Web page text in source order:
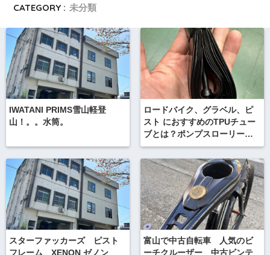
CATEGORY : 未分類
IWATANI PRIMS雪山軽登
山！。。水筒。
ロードバイク、グラベル、ピ
スト におすすめのTPUチュー
ブとは？ポンプスローリー
700C TPU SHIT TUBE 入荷
スターファッカーズ ピスト
フレーム XENON ゼノン
富山で中古自転車 人気のビ
ーチクルーザー 中古ビンテ